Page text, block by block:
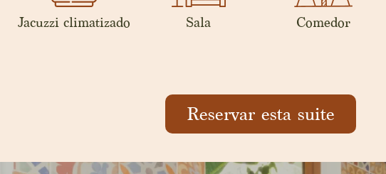
Jacuzzi climatizado Sala Comedor
Reservar esta suite